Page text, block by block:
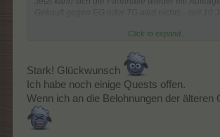
Click to expand...
Stark! Glückwunsch
Ich habe noch einige Quests offen.
Wenn ich an die Belohnungen der älteren